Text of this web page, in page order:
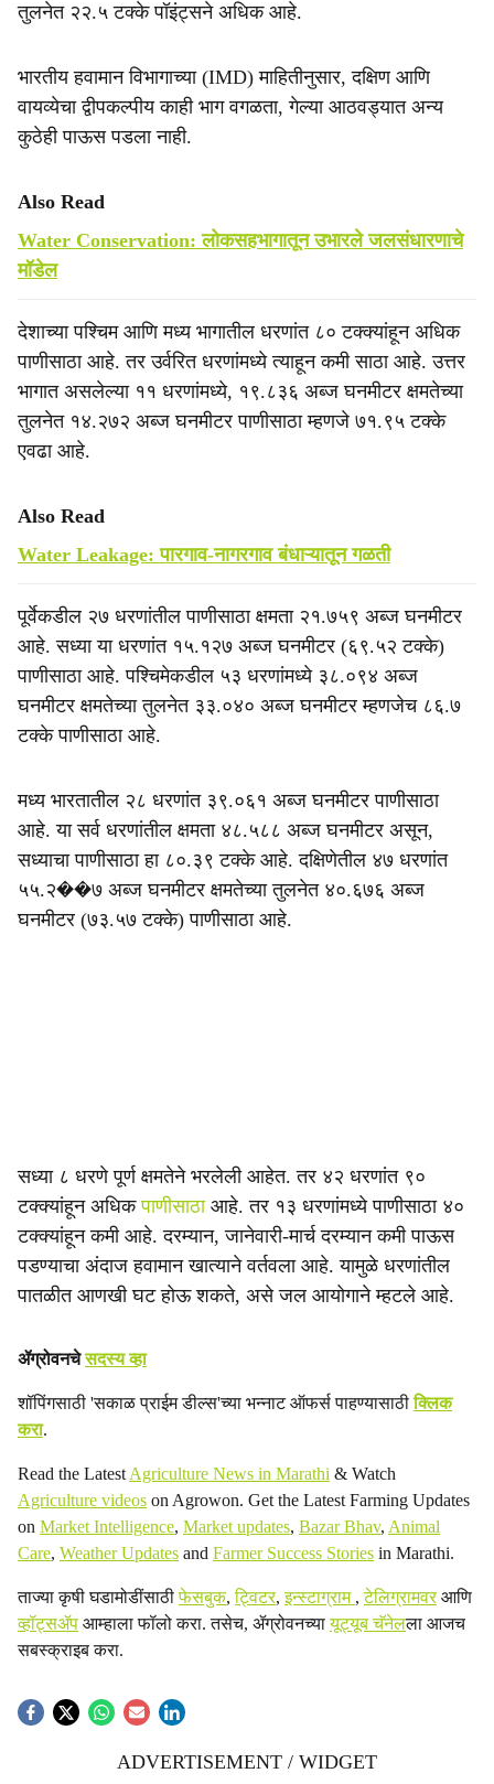
तुलनेत २२.५ टक्के पॉइंट्सने अधिक आहे.
भारतीय हवामान विभागाच्या (IMD) माहितीनुसार, दक्षिण आणि
वायव्येचा द्वीपकल्पीय काही भाग वगळता, गेल्या आठवड्यात अन्य
कुठेही पाऊस पडला नाही.
Also Read
Water Conservation: लोकसहभागातून उभारले जलसंधारणाचे
मॉडेल
देशाच्या पश्चिम आणि मध्य भागातील धरणांत ८० टक्क्यांहून अधिक
पाणीसाठा आहे. तर उर्वरित धरणांमध्ये त्याहून कमी साठा आहे. उत्तर
भागात असलेल्या ११ धरणांमध्ये, १९.८३६ अब्ज घनमीटर क्षमतेच्या
तुलनेत १४.२७२ अब्ज घनमीटर पाणीसाठा म्हणजे ७१.९५ टक्के
एवढा आहे.
Also Read
Water Leakage: पारगाव-नागरगाव बंधाऱ्यातून गळती
पूर्वेकडील २७ धरणांतील पाणीसाठा क्षमता २१.७५९ अब्ज घनमीटर
आहे. सध्या या धरणांत १५.१२७ अब्ज घनमीटर (६९.५२ टक्के)
पाणीसाठा आहे. पश्चिमेकडील ५३ धरणांमध्ये ३८.०९४ अब्ज
घनमीटर क्षमतेच्या तुलनेत ३३.०४० अब्ज घनमीटर म्हणजेच ८६.७
टक्के पाणीसाठा आहे.
मध्य भारतातील २८ धरणांत ३९.०६१ अब्ज घनमीटर पाणीसाठा
आहे. या सर्व धरणांतील क्षमता ४८.५८८ अब्ज घनमीटर असून,
सध्याचा पाणीसाठा हा ८०.३९ टक्के आहे. दक्षिणेतील ४७ धरणांत
५५.२��७ अब्ज घनमीटर क्षमतेच्या तुलनेत ४०.६७६ अब्ज
घनमीटर (७३.५७ टक्के) पाणीसाठा आहे.
सध्या ८ धरणे पूर्ण क्षमतेने भरलेली आहेत. तर ४२ धरणांत ९०
टक्क्यांहून अधिकपाणीसाठा आहे. तर १३ धरणांमध्ये पाणीसाठा ४०
टक्क्यांहून कमी आहे. दरम्यान, जानेवारी-मार्च दरम्यान कमी पाऊस
पडण्याचा अंदाज हवामान खात्याने वर्तवला आहे. यामुळे धरणांतील
पातळीत आणखी घट होऊ शकते, असे जल आयोगाने म्हटले आहे.
ॲग्रोवनचेसदस्य व्हा
शॉपिंगसाठी 'सकाळ प्राईम डील्स'च्या भन्नाट ऑफर्स पाहण्यासाठीक्लिक
करा.
Read the Latest Agriculture News in Marathi & Watch
Agriculture videos on Agrowon. Get the Latest Farming Updates
on Market Intelligence, Market updates, Bazar Bhav, Animal
Care, Weather Updates and Farmer Success Stories in Marathi.
ताज्या कृषी घडामोडींसाठीफेसबुक,ट्विटर,इन्स्टाग्राम ,टेलिग्रामवरआणि
व्हॉट्सॲप आम्हाला फॉलो करा. तसेच, ॲग्रोवनच्यायूट्यूब चॅनेलला आजच
सबस्क्राइब करा.
ADVERTISEMENT / WIDGET